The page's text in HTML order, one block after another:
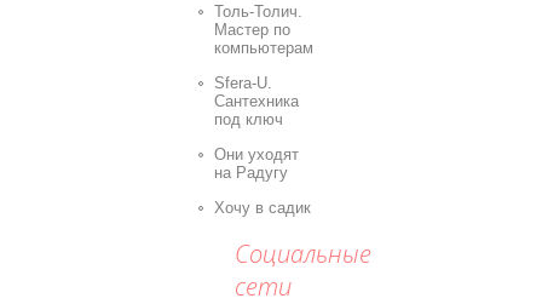
Толь-Толич.
Мастер по
компьютерам
Sfera-U.
Сантехника
под ключ
Они уходят
на Радугу
Хочу в садик
Социальные
сети